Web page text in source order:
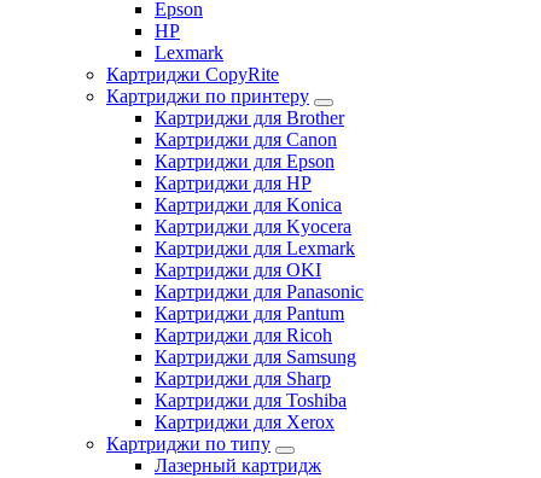
Epson
HP
Lexmark
Картриджи CopyRite
Картриджи по принтеру
Картриджи для Brother
Картриджи для Canon
Картриджи для Epson
Картриджи для HP
Картриджи для Konica
Картриджи для Kyocera
Картриджи для Lexmark
Картриджи для OKI
Картриджи для Panasonic
Картриджи для Pantum
Картриджи для Ricoh
Картриджи для Samsung
Картриджи для Sharp
Картриджи для Toshiba
Картриджи для Xerox
Картриджи по типу
Лазерный картридж